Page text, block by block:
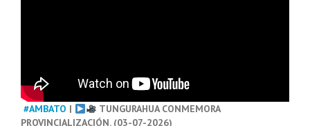
#AMBATO |
TUNGURAHUA CONMEMORA
PROVINCIALIZACIÓN. (03-07-2026)